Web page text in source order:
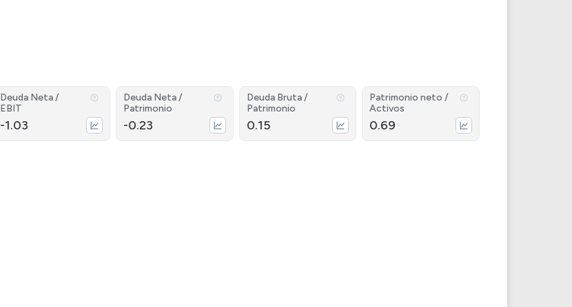
Deuda Neta /
EBIT
-1.03
Deuda Neta /
Patrimonio
-0.23
Deuda Bruta /
Patrimonio
0.15
Patrimonio neto /
Activos
0.69